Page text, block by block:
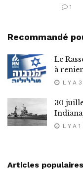
1
Recommandé
Le
à
IL Y A 3
30
IL Y A 1
Articles populaires